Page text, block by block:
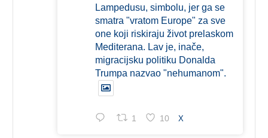
Lampedusu, simbolu, jer ga se
smatra "vratom Europe" za sve
one koji riskiraju život prelaskom
Mediterana. Lav je, inače,
migracijsku politiku Donalda
Trumpa nazvao "nehumanom".
1 10 X